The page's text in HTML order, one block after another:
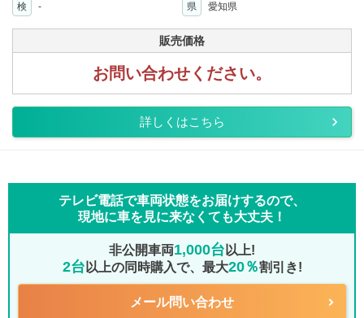
検
- 県 愛知県
販売価格
お問い合わせください。
詳しくはこちら
テレビ電話で車両状態をお届けするので、
現地に車を見に来なくても大丈夫！
非公開車両1,000台 以上!
2台 以上の同時購入で、最大20％割引き!
メール問い合わせ